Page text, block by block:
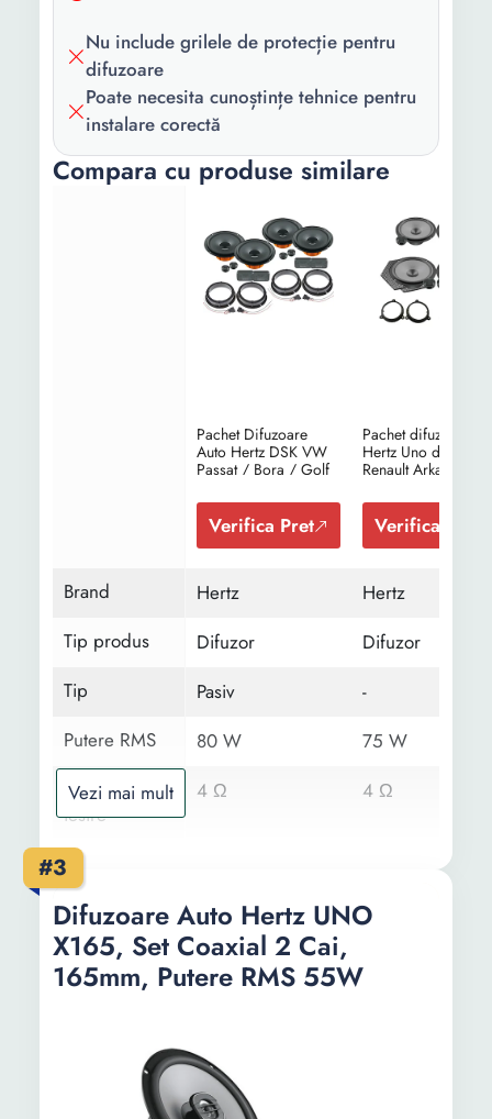
Nu include grilele de protecție pentru
difuzoare
Poate necesita cunoștințe tehnice pentru
instalare corectă
Compara cu produse similare
Pachet Difuzoare
Auto Hertz DSK VW
Passat / Bora / Golf
RMS 160W
Verifica Pret
Pachet difuzoare
Hertz Uno dedicat
Renault Arkana
Verifica Pret
Brand Hertz
Hertz
Tip produs
Difuzor
Difuzor
Tip
Pasiv
-
Putere RMS
80 W
75 W
Impedanta
iesire
4 Ω 4 Ω
Putere
Diametru
16.5 cm
-
Sensibilitate
93 dB
-
93 dB
Vezi mai mult
#3
Difuzoare Auto Hertz UNO
X165, Set Coaxial 2 Cai,
165mm, Putere RMS 55W